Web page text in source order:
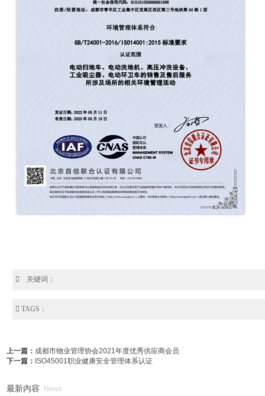
 关键词：
 TAGS：
上一篇： 成都市物业管理协会2021年度优秀供应商会员
下一篇： ISO45001职业健康安全管理体系认证
最新内容 News